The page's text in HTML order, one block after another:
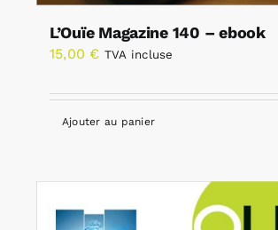
L’Ouïe Magazine 140 – ebook
15,00 € TVA incluse
Ajouter au panier